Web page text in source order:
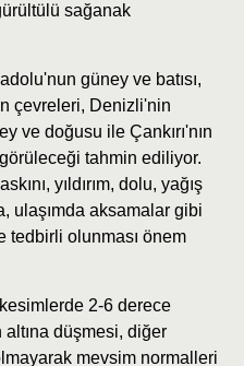
sağanak
güney ve batısı,
çevreleri, Denizli'nin
ve doğusu ile Çankırı'nın
tahmin ediliyor.
yıldırım, dolu, yağış
ulaşımda aksamalar gibi
tedbirli olunması önem
kesimlerde 2-6 derece
düşmesi, diğer
mevsim normalleri